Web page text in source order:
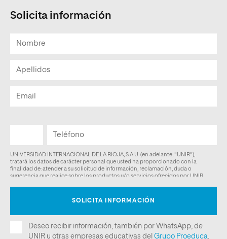
Solicita información